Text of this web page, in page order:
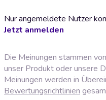
Nur angemeldete Nutzer
Jetzt anmelden
Die Meinungen stammen
unser Produkt oder unsere
Meinungen werden in
Bewertungsrichtlinien